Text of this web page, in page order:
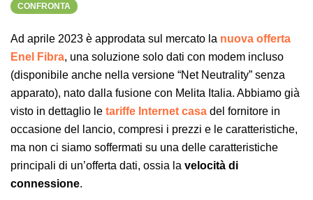
CONFRONTA
Ad aprile 2023 è approdata sul mercato la nuova offerta
Enel Fibra, una soluzione solo dati con modem incluso
(disponibile anche nella versione “Net Neutrality” senza
apparato), nato dalla fusione con Melita Italia. Abbiamo già
visto in dettaglio le tariffe Internet casa del fornitore in
occasione del lancio, compresi i prezzi e le caratteristiche,
ma non ci siamo soffermati su una delle caratteristiche
principali di un’offerta dati, ossia la velocità di
connessione.